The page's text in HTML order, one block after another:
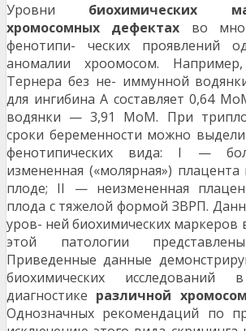
Уровни биохимических
хромосомных дефектах во
фенотипи- ческих проявлений
аномалии хроомосом.
Тернера без не- иммунной
для ингибина А составляет 0,64
водянки — 3,91 МоМ. При
сроки беременности можно
фенотипических вида: I —
измененная («молярная»)
плоде; II — неизмененная
плода с тяжелой формой ЗВРП.
уров- ней биохимических маркеров
этой патологии
Приведенные данные
биохимических исследований
диагностике различной
Однозначных рекомендаций по